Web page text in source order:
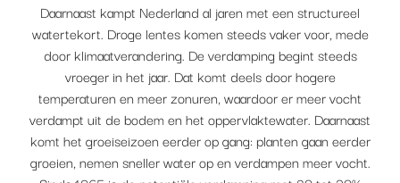
Daarnaast kampt Nederland al jaren met een structureel
watertekort. Droge lentes komen steeds vaker voor, mede
door klimaatverandering. De verdamping begint steeds
vroeger in het jaar. Dat komt deels door hogere
temperaturen en meer zonuren, waardoor er meer vocht
verdampt uit de bodem en het oppervlaktewater. Daarnaast
komt het groeiseizoen eerder op gang: planten gaan eerder
groeien, nemen sneller water op en verdampen meer vocht.